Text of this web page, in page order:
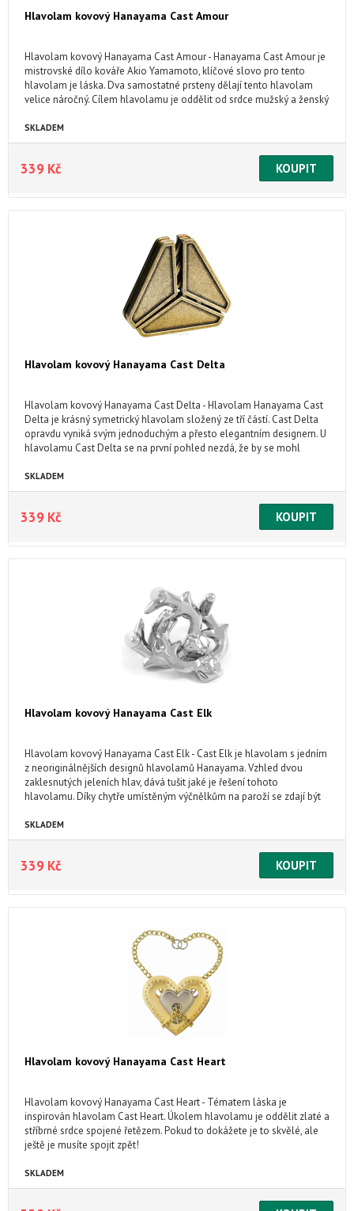
Hlavolam kovový Hanayama Cast Amour
Hlavolam kovový Hanayama Cast Amour - Hanayama Cast Amour je
mistrovské dílo kováře Akio Yamamoto, klíčové slovo pro tento
hlavolam je láska. Dva samostatné prsteny dělají tento hlavolam
velice náročný. Cílem hlavolamu je oddělit od srdce mužský a ženský
SKLADEM
339 Kč
Hlavolam kovový Hanayama Cast Delta
Hlavolam kovový Hanayama Cast Delta - Hlavolam Hanayama Cast
Delta je krásný symetrický hlavolam složený ze tří částí. Cast Delta
opravdu vyniká svým jednoduchým a přesto elegantním designem. U
hlavolamu Cast Delta se na první pohled nezdá, že by se mohl
SKLADEM
339 Kč
Hlavolam kovový Hanayama Cast Elk
Hlavolam kovový Hanayama Cast Elk - Cast Elk je hlavolam s jedním
z neoriginálnějších designů hlavolamů Hanayama. Vzhled dvou
zaklesnutých jeleních hlav, dává tušit jaké je řešení tohoto
hlavolamu. Díky chytře umístěným výčnělkům na paroží se zdají být
SKLADEM
339 Kč
Hlavolam kovový Hanayama Cast Heart
Hlavolam kovový Hanayama Cast Heart - Tématem láska je
inspirován hlavolam Cast Heart. Úkolem hlavolamu je oddělit zlaté a
stříbrné srdce spojené řetězem. Pokud to dokážete je to skvělé, ale
ještě je musíte spojit zpět!
SKLADEM